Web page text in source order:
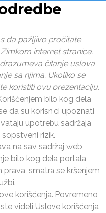
da pažljivo pročitate
internet stranice.
čitanje uslova
sa njima. Ukoliko se
koristiti ovu prezentaciju.
bilo kog dela
da su korisnici upoznati
upotrebu sadržaja
rizik.
na sav sadržaj web
bilo kog dela portala,
smatra se kršenjem
korišćenja. Povremeno
videli Uslove korišćenja